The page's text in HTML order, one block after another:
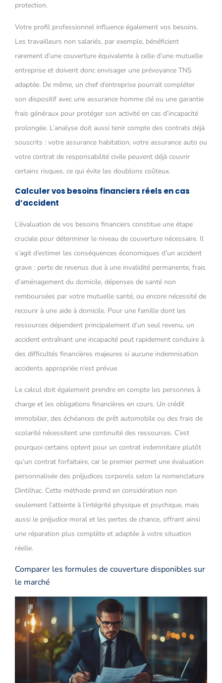
protection.
Votre profil professionnel influence également vos besoins.
Les travailleurs non salariés, par exemple, bénéficient
rarement d’une couverture équivalente à celle d’une mutuelle
entreprise et doivent donc envisager une prévoyance TNS
adaptée. De même, un chef d’entreprise pourrait compléter
son dispositif avec une assurance homme clé ou une garantie
frais généraux pour protéger son activité en cas d’incapacité
prolongée. L’analyse doit aussi tenir compte des contrats déjà
souscrits : votre assurance habitation, votre assurance auto ou
votre contrat de responsabilité civile peuvent déjà couvrir
certains risques, ce qui évite les doublons coûteux.
Calculer vos besoins financiers réels en cas
d’accident
L’évaluation de vos besoins financiers constitue une étape
cruciale pour déterminer le niveau de couverture nécessaire. Il
s’agit d’estimer les conséquences économiques d’un accident
grave : perte de revenus due à une invalidité permanente, frais
d’aménagement du domicile, dépenses de santé non
remboursées par votre mutuelle santé, ou encore nécessité de
recourir à une aide à domicile. Pour une famille dont les
ressources dépendent principalement d’un seul revenu, un
accident entraînant une incapacité peut rapidement conduire à
des difficultés financières majeures si aucune indemnisation
accidents appropriée n’est prévue.
Le calcul doit également prendre en compte les personnes à
charge et les obligations financières en cours. Un crédit
immobilier, des échéances de prêt automobile ou des frais de
scolarité nécessitent une continuité des ressources. C’est
pourquoi certains optent pour un contrat indemnitaire plutôt
qu’un contrat forfaitaire, car le premier permet une évaluation
personnalisée des préjudices corporels selon la nomenclature
Dintilhac. Cette méthode prend en considération non
seulement l’atteinte à l’intégrité physique et psychique, mais
aussi le préjudice moral et les pertes de chance, offrant ainsi
une réparation plus complète et adaptée à votre situation
réelle.
Comparer les formules de couverture disponibles sur
le marché